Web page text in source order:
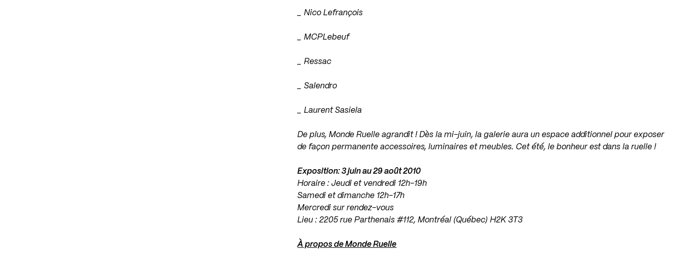
_ Nico Lefrançois
_ MCPLebeuf
_ Ressac
_ Salendro
_ Laurent Sasiela
De plus, Monde Ruelle agrandit ! Dès la mi-juin, la galerie aura un espace additionnel pour exposer
de façon permanente accessoires, luminaires et meubles. Cet été, le bonheur est dans la ruelle !
Exposition: 3 juin au 29 août 2010
Horaire : Jeudi et vendredi 12h-19h
Samedi et dimanche 12h-17h
Mercredi sur rendez-vous
Lieu : 2205 rue Parthenais #112, Montréal (Québec) H2K 3T3
À propos de Monde Ruelle